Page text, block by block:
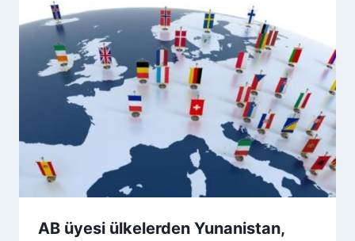
AB üyesi ülkelerden Yunanistan,